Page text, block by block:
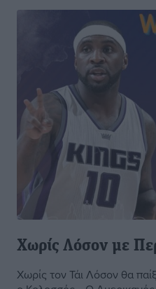
Χωρίς Λόσον με
Χωρίς τον Τάι Λόσον θα